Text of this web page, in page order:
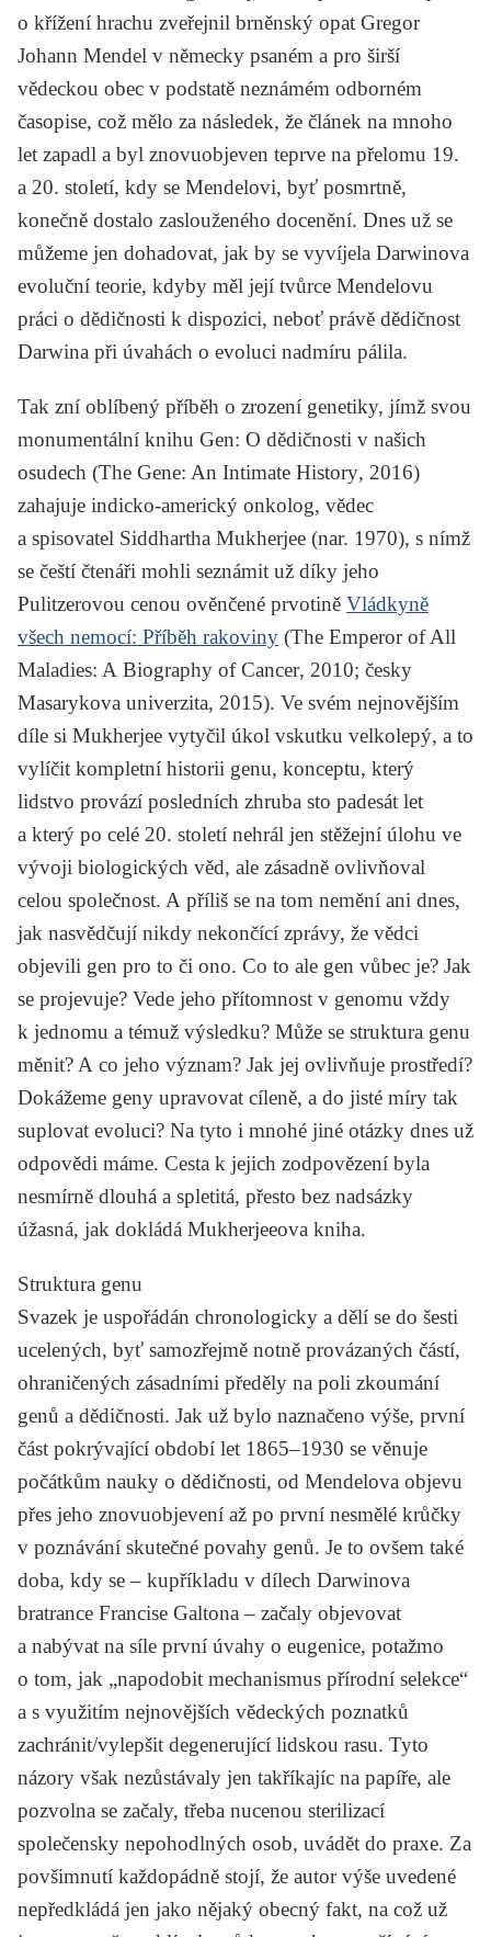
o křížení hrachu zveřejnil brněnský opat Gregor
Johann Mendel v německy psaném a pro širší
vědeckou obec v podstatě neznámém odborném
časopise, což mělo za následek, že článek na mnoho
let zapadl a byl znovuobjeven teprve na přelomu 19.
a 20. století, kdy se Mendelovi, byť posmrtně,
konečně dostalo zaslouženého docenění. Dnes už se
můžeme jen dohadovat, jak by se vyvíjela Darwinova
evoluční teorie, kdyby měl její tvůrce Mendelovu
práci o dědičnosti k dispozici, neboť právě dědičnost
Darwina při úvahách o evoluci nadmíru pálila.
Tak zní oblíbený příběh o zrození genetiky, jímž svou
monumentální knihu Gen: O dědičnosti v našich
osudech (The Gene: An Intimate History, 2016)
zahajuje indicko-americký onkolog, vědec
a spisovatel Siddhartha Mukherjee (nar. 1970), s nímž
se čeští čtenáři mohli seznámit už díky jeho
Pulitzerovou cenou ověnčené prvotině Vládkyně
všech nemocí: Příběh rakoviny (The Emperor of All
Maladies: A Biography of Cancer, 2010; česky
Masarykova univerzita, 2015). Ve svém nejnovějším
díle si Mukherjee vytyčil úkol vskutku velkolepý, a to
vylíčit kompletní historii genu, konceptu, který
lidstvo provází posledních zhruba sto padesát let
a který po celé 20. století nehrál jen stěžejní úlohu ve
vývoji biologických věd, ale zásadně ovlivňoval
celou společnost. A příliš se na tom nemění ani dnes,
jak nasvědčují nikdy nekončící zprávy, že vědci
objevili gen pro to či ono. Co to ale gen vůbec je? Jak
se projevuje? Vede jeho přítomnost v genomu vždy
k jednomu a témuž výsledku? Může se struktura genu
měnit? A co jeho význam? Jak jej ovlivňuje prostředí?
Dokážeme geny upravovat cíleně, a do jisté míry tak
suplovat evoluci? Na tyto i mnohé jiné otázky dnes už
odpovědi máme. Cesta k jejich zodpovězení byla
nesmírně dlouhá a spletitá, přesto bez nadsázky
úžasná, jak dokládá Mukherjeeova kniha.
Struktura genu
Svazek je uspořádán chronologicky a dělí se do šesti
ucelených, byť samozřejmě notně provázaných částí,
ohraničených zásadními předěly na poli zkoumání
genů a dědičnosti. Jak už bylo naznačeno výše, první
část pokrývající období let 1865–1930 se věnuje
počátkům nauky o dědičnosti, od Mendelova objevu
přes jeho znovuobjevení až po první nesmělé krůčky
v poznávání skutečné povahy genů. Je to ovšem také
doba, kdy se – kupříkladu v dílech Darwinova
bratrance Francise Galtona – začaly objevovat
a nabývat na síle první úvahy o eugenice, potažmo
o tom, jak „napodobit mechanismus přírodní selekce“
a s využitím nejnovějších vědeckých poznatků
zachránit/vylepšit degenerující lidskou rasu. Tyto
názory však nezůstávaly jen takříkajíc na papíře, ale
pozvolna se začaly, třeba nucenou sterilizací
společensky nepohodlných osob, uvádět do praxe. Za
povšimnutí každopádně stojí, že autor výše uvedené
nepředkládá jen jako nějaký obecný fakt, na což už